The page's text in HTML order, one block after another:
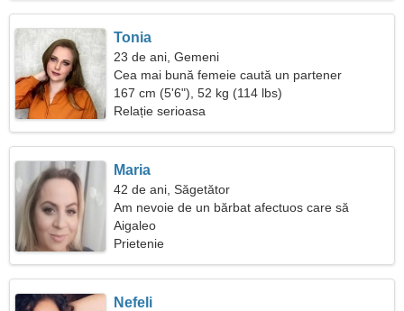
Tonia
23 de ani, Gemeni
Cea mai bună femeie caută un partener
167 cm (5'6"), 52 kg (114 lbs)
Relație serioasa
Maria
42 de ani, Săgetător
Am nevoie de un bărbat afectuos care să
călătorească împreună
Aigaleo
Prietenie
Nefeli